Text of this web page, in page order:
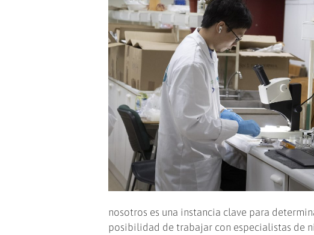
nosotros es una instancia clave para
posibilidad de trabajar con especialistas de